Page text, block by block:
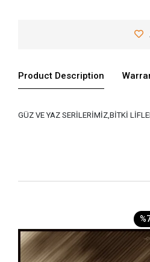
Product Description
GÜZ VE YAZ SERİLERİMİZ,BİTKİ